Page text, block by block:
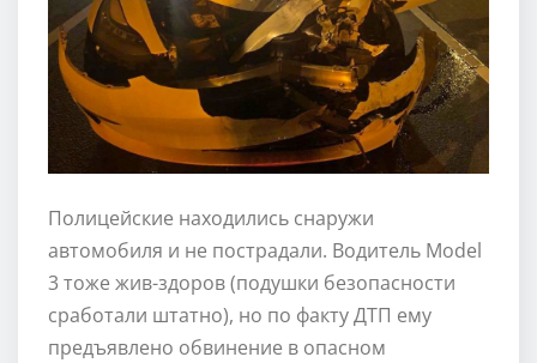
Полицейские находились снаружи
автомобиля и не пострадали. Водитель Model
3 тоже жив-здоров (подушки безопасности
сработали штатно), но по факту ДТП ему
предъявлено обвинение в опасном